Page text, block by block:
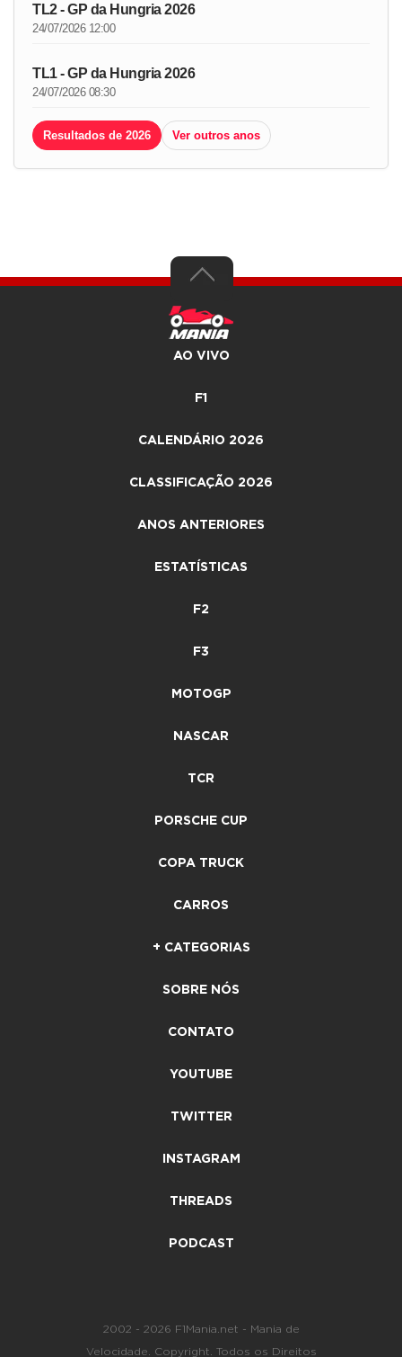
TL2 - GP da Hungria 2026
24/07/2026 12:00
TL1 - GP da Hungria 2026
24/07/2026 08:30
Resultados de 2026 Ver outros anos
AO VIVO
F1
CALENDÁRIO 2026
CLASSIFICAÇÃO 2026
ANOS ANTERIORES
ESTATÍSTICAS
F2
F3
MOTOGP
NASCAR
TCR
PORSCHE CUP
COPA TRUCK
CARROS
+ CATEGORIAS
SOBRE NÓS
CONTATO
YOUTUBE
TWITTER
INSTAGRAM
THREADS
PODCAST
2002 - 2026 F1Mania.net - Mania de
Velocidade. Copyright. Todos os Direitos